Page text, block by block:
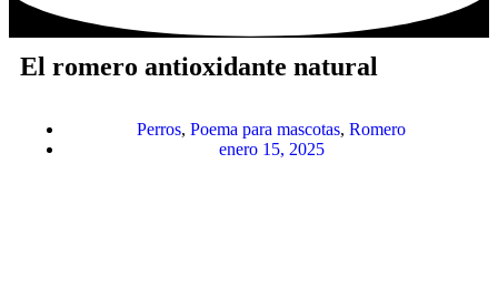
El romero antioxidante natural
Perros, Poema para mascotas, Romero
enero 15, 2025